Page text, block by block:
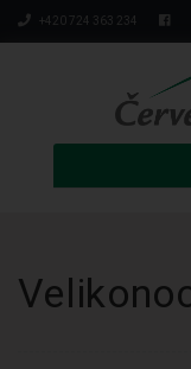
+420 724 363 234